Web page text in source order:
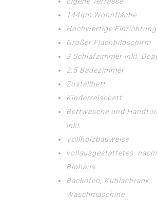
144qm Wohnfläche
Hochwertige Einrichtung
Großer Flachbildschirm
3 Schlafzimmer inkl.
2,5 Badezimmer
Zustellbett
Kinderreisebett
Bettwäsche und
inkl.
Vollholzbauweise
vollausgestattetes,
Biohaus
Backofen, Kühlschrank,
Waschmaschine